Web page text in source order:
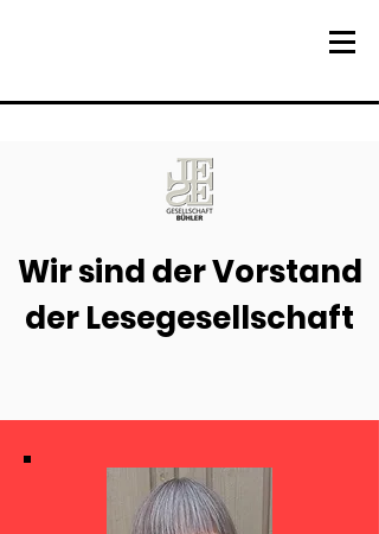
Wir sind der Vorstand
der Lesegesellschaft